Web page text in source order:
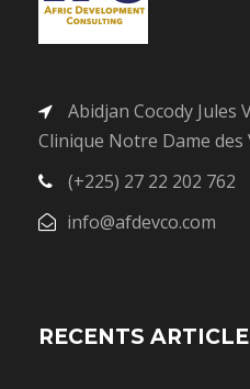
Abidjan Cocody Jules
Clinique Notre Dame des
(+225) 27 22 202 762
info@afdevco.com
RECENTS